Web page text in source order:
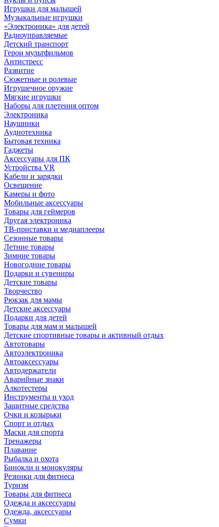
Игрушки для малышей
Музыкальные игрушки
«Электроника» для детей
Радиоуправляемые
Детский транспорт
Герои мультфильмов
Антистресс
Развитие
Сюжетные и ролевые
Игрушечное оружие
Мягкие игрушки
Наборы для плетения оптом
Электроника
Наушники
Аудиотехника
Бытовая техника
Гаджеты
Аксессуары для ПК
Устройства VR
Кабели и зарядки
Освещение
Камеры и фото
Мобильные аксессуары
Товары для геймеров
Другая электроника
ТВ-приставки и медиаплееры
Сезонные товары
Летние товары
Зимние товары
Новогодние товары
Подарки и сувениры
Детские товары
Творчество
Рюкзак для мамы
Детские аксессуары
Подарки для детей
Товары для мам и малышей
Детские спортивные товары и активный отдых
Автотовары
Автоэлектроника
Автоаксессуары
Автодержатели
Аварийные знаки
Алкотестеры
Инструменты и уход
Защитные средства
Очки и козырьки
Спорт и отдых
Маски для спорта
Тренажеры
Плавание
Рыбалка и охота
Бинокли и монокуляры
Резинки для фитнеса
Туризм
Товары для фитнеса
Одежда и аксессуары
Одежда, аксессуары
Сумки